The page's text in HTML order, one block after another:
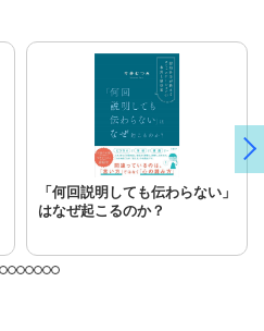
「何回説明しても伝わらない」
はなぜ起こるのか？